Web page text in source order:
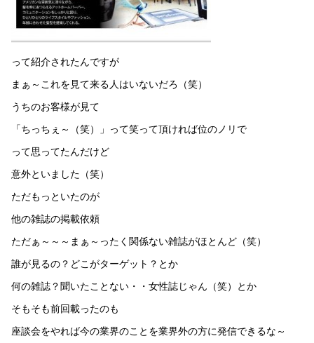
って紹介されたんですが
まぁ～これを見て来る人はいないだろ（笑）
うちのお客様が見て
「ちっちぇ～（笑）」って笑って頂ければ位のノリで
って思ってたんだけど
意外といました（笑）
ただもっといたのが
他の雑誌の掲載依頼
ただぁ～～～まぁ～ったく関係ない雑誌がほとんど（笑）
誰が見るの？どこがターゲット？とか
何の雑誌？聞いたことない・・女性誌じゃん（笑）とか
そもそも前回載ったのも
座談会をやれば今の業界のことを業界外の方に発信できるな～